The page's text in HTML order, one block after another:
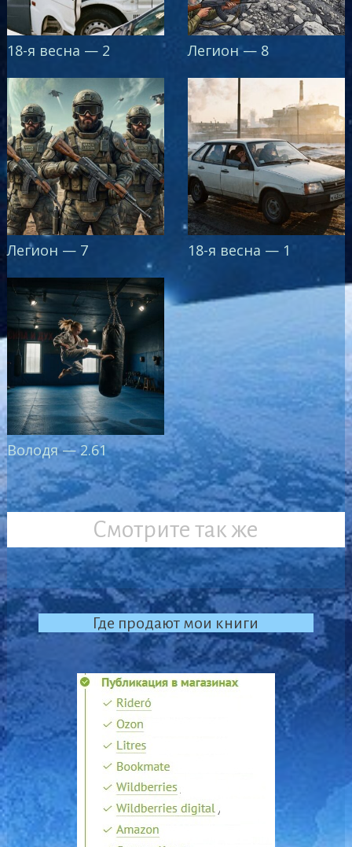
18-я весна — 2 Легион — 8
Легион — 7 18-я весна — 1
Володя — 2.61
Смотрите так же
Где продают мои книги